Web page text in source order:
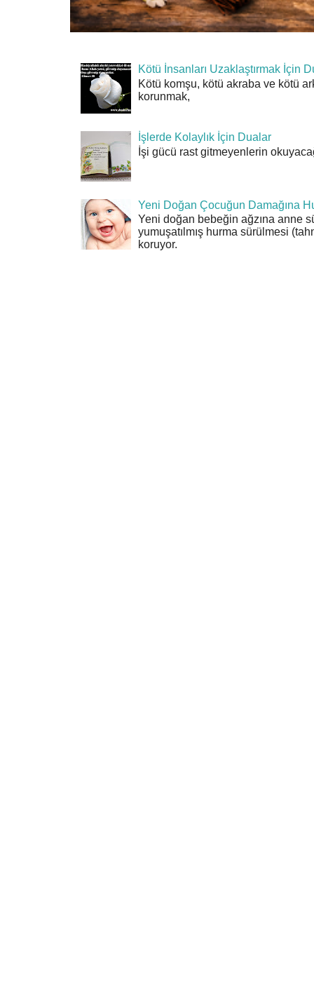
Kötü İnsanları Uzaklaştırmak İçin
Kötü komşu, kötü akraba ve kötü
korunmak,
İşlerde Kolaylık İçin Dualar
İşi gücü rast gitmeyenlerin
Yeni Doğan Çocuğun Damağına
Yeni doğan bebeğin ağzına anne
yumuşatılmış hurma sürülmesi
koruyor.